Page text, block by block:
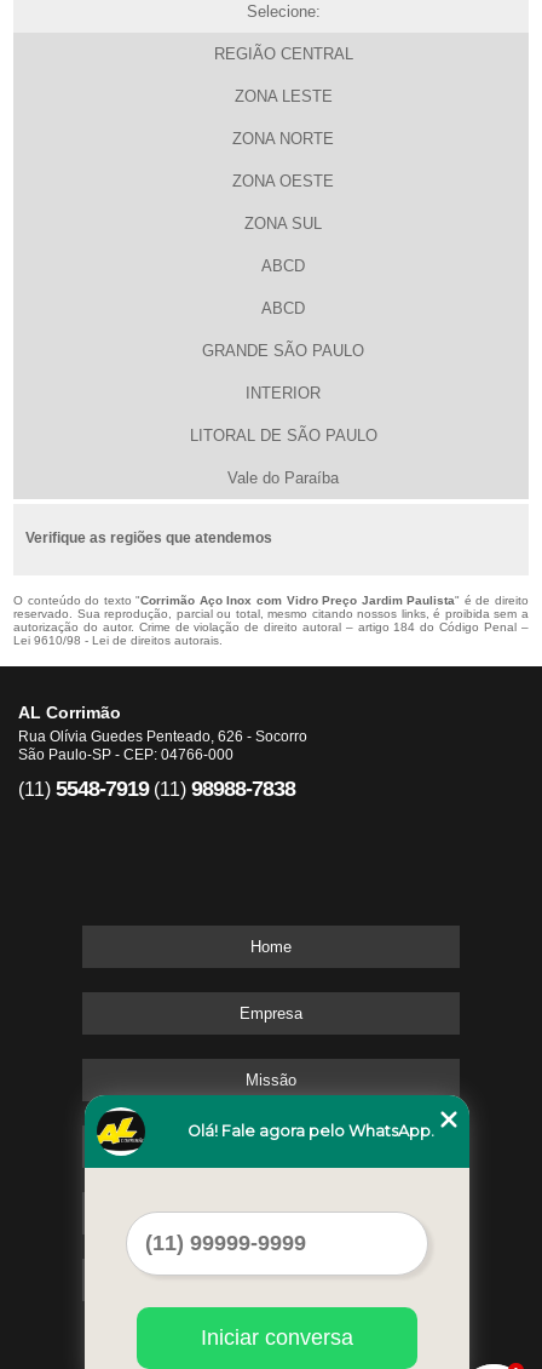
Selecione:
REGIÃO CENTRAL
ZONA LESTE
ZONA NORTE
ZONA OESTE
ZONA SUL
ABCD
ABCD
GRANDE SÃO PAULO
INTERIOR
LITORAL DE SÃO PAULO
Vale do Paraíba
Verifique as regiões que atendemos
O conteúdo do texto "Corrimão Aço Inox com Vidro Preço Jardim Paulista" é de direito
reservado. Sua reprodução, parcial ou total, mesmo citando nossos links, é proibida sem a
autorização do autor. Crime de violação de direito autoral – artigo 184 do Código Penal –
Lei 9610/98 - Lei de direitos autorais
AL Corrimão
Rua Olívia Guedes Penteado, 626 - Socorro
São Paulo-SP - CEP: 04766-000
(11) 5548-7919 (11) 98988-7838
Home
Empresa
Missão
Serviços
Contato
Mapa do site
Olá! Fale agora pelo WhatsApp.
Iniciar conversa